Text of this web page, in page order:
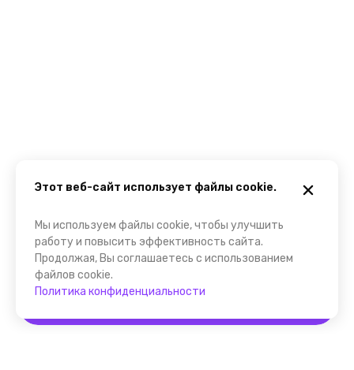
Этот веб-сайт использует файлы cookie.
Мы используем файлы cookie, чтобы улучшить
работу и повысить эффективность сайта.
Продолжая, Вы соглашаетесь с использованием
файлов cookie.
Политика конфиденциальности